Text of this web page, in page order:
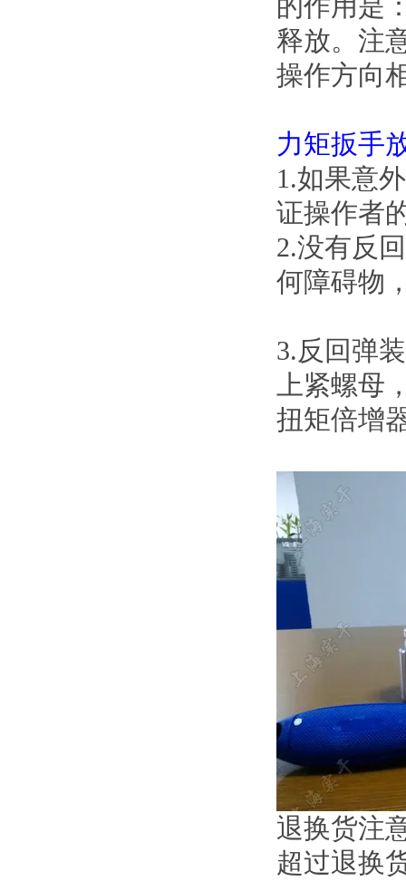
的作用是
释放。
操作方向相
力矩扳手
1.如果意外
证操作者
2.没有反回
何障碍物
3.反回弹
上紧螺母
扭矩倍增
退换货注意
超过退换